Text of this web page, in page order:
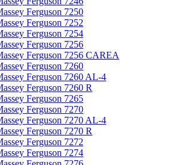
Ferguson 7250
Ferguson 7252
Ferguson 7254
Ferguson 7256
Ferguson 7256 CAREA
Ferguson 7260
Ferguson 7260 AL-4
Ferguson 7260 R
Ferguson 7265
Ferguson 7270
Ferguson 7270 AL-4
Ferguson 7270 R
Ferguson 7272
Ferguson 7274